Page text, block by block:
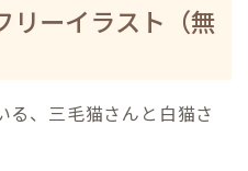
リーイラスト（無
る、三毛猫さんと白猫さ